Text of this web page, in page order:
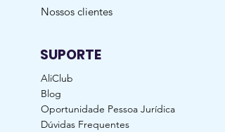
Nossos clientes
SUPORTE
AliClub
Blog
Oportunidade Pessoa Jurídica
Dúvidas Frequentes